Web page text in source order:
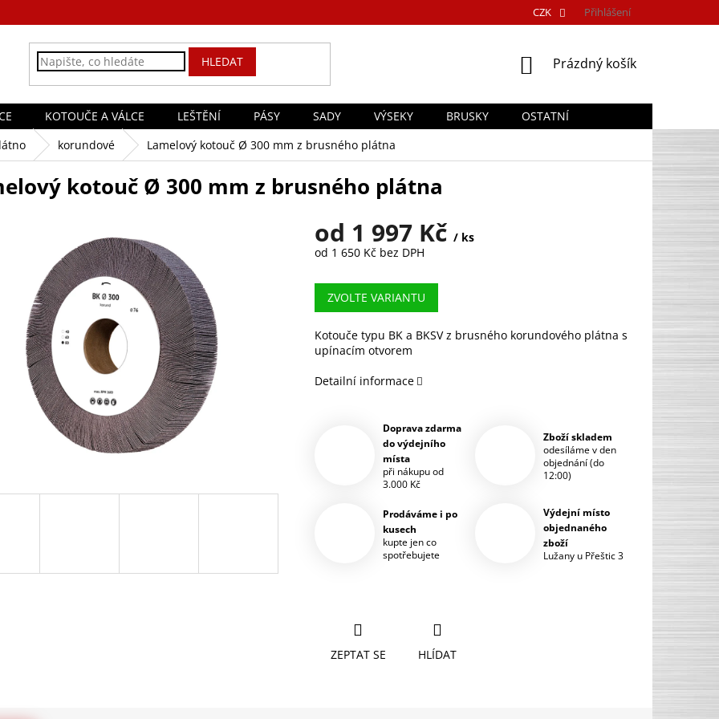
CZK Přihlášení
HLEDAT
NÁKUPNÍ
Prázdný košík
KOTOUČE A VÁLCE LEŠTĚNÍ PÁSY SADY VÝSEKY BRUSKY
OSTATNÍ
korundové Lamelový kotouč Ø 300 mm z brusného plátna
kotouč Ø 300 mm z brusného plátna
od 1 997 Kč / ks
od 1 650 Kčbez DPH
cena:
ZVOLTE VARIANTU
Kotouče typu BK a BKSV z brusného korundového plátna s
upínacím otvorem
Detailní informace
Doprava zdarma
do výdejního
místa
při nákupu od
3.000 Kč
Zboží skladem
odesíláme v den
objednání (do
12:00)
Prodáváme i po
kusech
kupte jen co
spotřebujete
Výdejní místo
objednaného
zboží
Lužany u Přeštic 3
ZEPTAT SE HLÍDAT